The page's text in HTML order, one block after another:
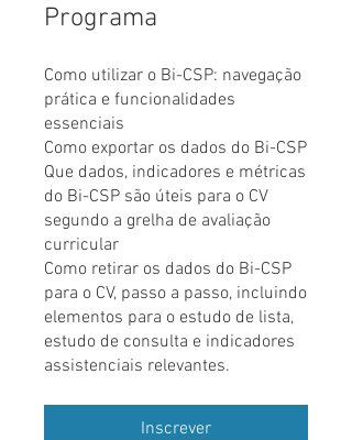
Programa
Como utilizar o Bi-CSP: navegação
prática e funcionalidades
essenciais
Como exportar os dados do Bi-CSP
Que dados, indicadores e métricas
do Bi-CSP são úteis para o CV
segundo a grelha de avaliação
curricular
Como retirar os dados do Bi-CSP
para o CV, passo a passo, incluindo
elementos para o estudo de lista,
estudo de consulta e indicadores
assistenciais relevantes.
Inscrever